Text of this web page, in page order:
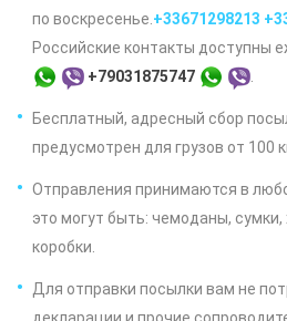
по воскресенье. +33671298213
Российские контакты доступны
+79031875747
Бесплатный, адресный сбор
предусмотрен для грузов от 100
Отправления принимаются в
это могут быть: чемоданы,
коробки.
Для отправки посылки вам не